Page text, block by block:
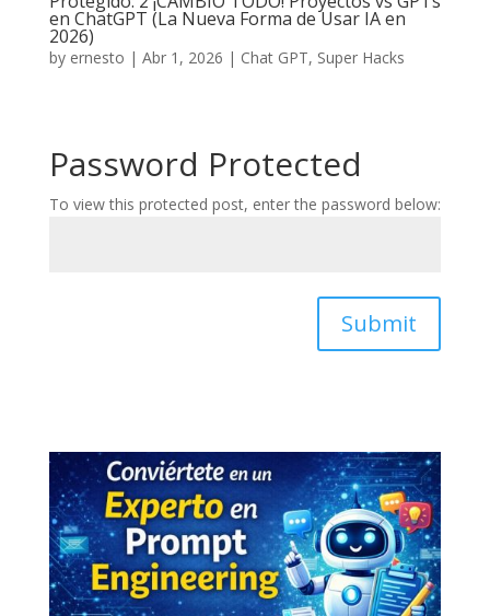
en ChatGPT (La Nueva Forma de Usar IA en
2026)
by ernesto | Abr 1, 2026 | Chat GPT, Super Hacks
Password Protected
To view this protected post, enter the password below:
Submit